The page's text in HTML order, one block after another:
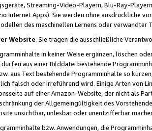
Streaming-Video-Playern, Blu-Ray-
Internet Apps). Sie werden ohne ausdrückliche
des maschinellen Lernens oder
Website. Sie tragen die ausschließliche
in keiner Weise ergänzen, löschen
aus einer Bilddatei bestehende
aus Text bestehende Programminhalte so
falsch oder irreführend wird. Einige Arten von
auf einer Amazon-Website, der nicht als
der Allgemeingültigkeit des
unsichtbar, unlesbar oder unentzifferbar
bzw. Anwendungen, die